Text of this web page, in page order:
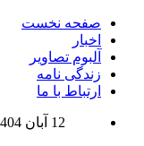
صفحه نخست
اخبار
آلبوم تصاویر
زندگی نامه
ارتباط با ما
12 آبان 1404